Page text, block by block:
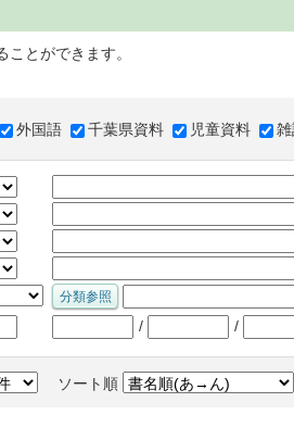
とができます。
外国語 千葉県資料 児童資料
/ /
ソート順